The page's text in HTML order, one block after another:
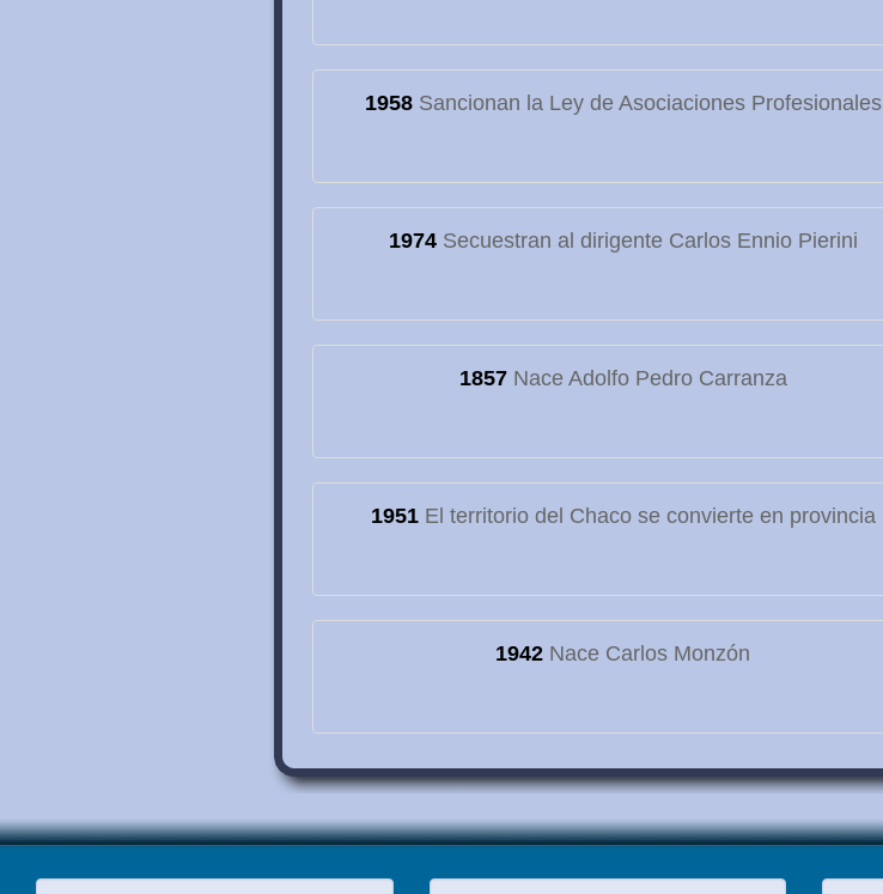
1958Sancionan la Ley de Asociaciones Profesionales
1974Secuestran al dirigente Carlos Ennio Pierini
1857Nace Adolfo Pedro Carranza
1951El territorio del Chaco se convierte en provincia
1942 Nace Carlos Monzón